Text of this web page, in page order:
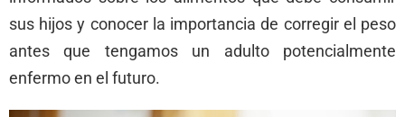
sus hijos y conocer la importancia de corregir el peso
antes que tengamos un adulto potencialmente
enfermo en el futuro.